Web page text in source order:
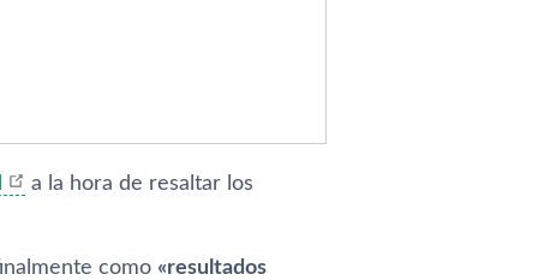
a la hora de resaltar los
como «resultados